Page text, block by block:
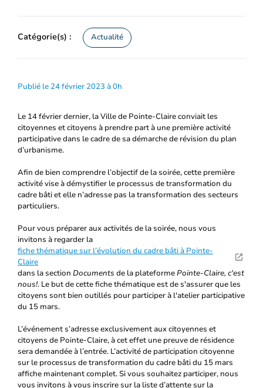
Catégorie(s) : Actualité
Publié le 24 février 2023 à 0h
Le 14 février dernier, la Ville de Pointe-Claire conviait les
citoyennes et citoyens à prendre part à une première activité
participative dans le cadre de sa démarche de révision du plan
d’urbanisme.
Afin de bien comprendre l’objectif de la soirée, cette première
activité vise à démystifier le processus de transformation du
cadre bâti et elle n’adresse pas la transformation des secteurs
particuliers.
Pour vous préparer aux activités de la soirée, nous vous
invitons à regarder la
fiche thématique sur l’évolution du cadre bâti à Pointe-
Claire
dans la section Documents de la plateformePointe-Claire, c'est
nous!. Le but de cette fiche thématique est de s'assurer que les
citoyens sont bien outillés pour participer à l'atelier participative
du 15 mars.
L’événement s’adresse exclusivement aux citoyennes et
citoyens de Pointe-Claire, à cet effet une preuve de résidence
sera demandée à l’entrée. L’activité de participation citoyenne
sur le processus de transformation du cadre bâti du 15 mars
affiche maintenant complet. Si vous souhaitez participer, nous
vous invitons à vous inscrire sur la liste d’attente sur la